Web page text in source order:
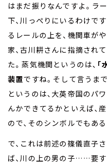
はまだ振りなんですよ。ラ
下、川っぺりにいるわけで
るレールの上を、機関車が
家、古川耕さんに指摘され
た。蒸気機関というのは、
装置ですね。そして言うま
というのは、大英帝国の
んかできてるかといえば、
ので、そのシンボルでもある
で、これは前述の篠儀直子
ば、川の上の男の子……要す